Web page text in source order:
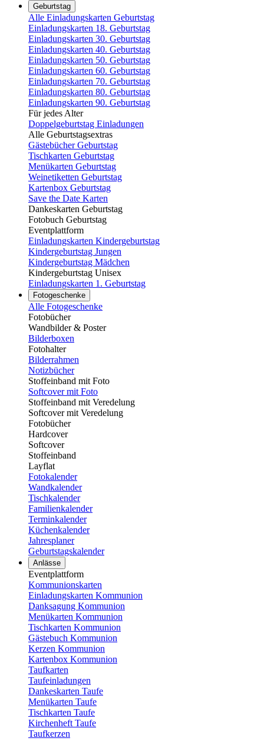
Geburtstag
Alle Einladungskarten Geburtstag
Einladungskarten 18. Geburtstag
Einladungskarten 30. Geburtstag
Einladungskarten 40. Geburtstag
Einladungskarten 50. Geburtstag
Einladungskarten 60. Geburtstag
Einladungskarten 70. Geburtstag
Einladungskarten 80. Geburtstag
Einladungskarten 90. Geburtstag
Für jedes Alter
Doppelgeburtstag Einladungen
Alle Geburtstagsextras
Gästebücher Geburtstag
Tischkarten Geburtstag
Menükarten Geburtstag
Weinetiketten Geburtstag
Kartenbox Geburtstag
Save the Date Karten
Dankeskarten Geburtstag
Fotobuch Geburtstag
Eventplattform
Einladungskarten Kindergeburtstag
Kindergeburtstag Jungen
Kindergeburtstag Mädchen
Kindergeburtstag Unisex
Einladungskarten 1. Geburtstag
Fotogeschenke
Alle Fotogeschenke
Fotobücher
Wandbilder & Poster
Bilderboxen
Fotohalter
Bilderrahmen
Notizbücher
Stoffeinband mit Foto
Softcover mit Foto
Stoffeinband mit Veredelung
Softcover mit Veredelung
Fotobücher
Hardcover
Softcover
Stoffeinband
Layflat
Fotokalender
Wandkalender
Tischkalender
Familienkalender
Terminkalender
Küchenkalender
Jahresplaner
Geburtstagskalender
Anlässe
Eventplattform
Kommunionskarten
Einladungskarten Kommunion
Danksagung Kommunion
Menükarten Kommunion
Tischkarten Kommunion
Gästebuch Kommunion
Kerzen Kommunion
Kartenbox Kommunion
Taufkarten
Taufeinladungen
Dankeskarten Taufe
Menükarten Taufe
Tischkarten Taufe
Kirchenheft Taufe
Taufkerzen